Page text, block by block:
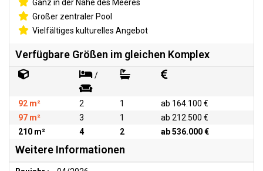
Ganz in der Nähe des Meeres
Großer zentraler Pool
Vielfältiges kulturelles Angebot
Verfügbare Größen im gleichen Komplex
/
92 m² 2 1
ab 164.100 €
97 m²
3 1
ab 212.500 €
210 m²
4 2 ab 536.000 €
Weitere Informationen